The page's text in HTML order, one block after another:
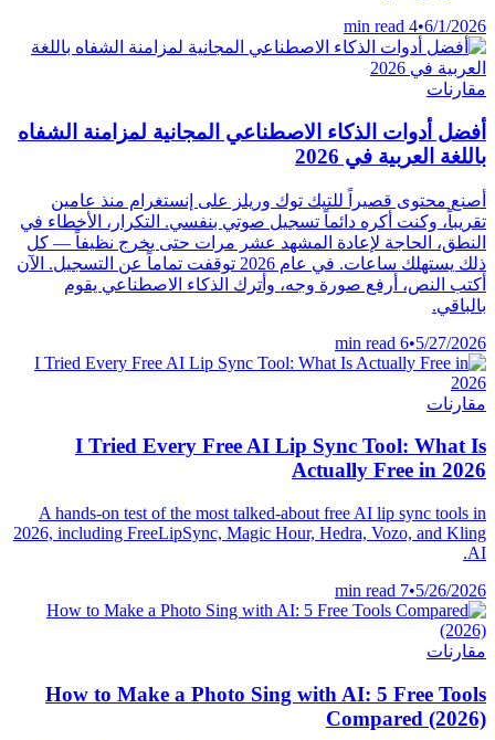
6/1/2026
•
4 min read
مقارنات
أفضل أدوات الذكاء الاصطناعي المجانية لمزامنة الشفاه
باللغة العربية في 2026
أصنع محتوى قصيراً للتيك توك وريلز على إنستغرام منذ عامين
تقريباً، وكنت أكره دائماً تسجيل صوتي بنفسي. التكرار، الأخطاء في
النطق، الحاجة لإعادة المشهد عشر مرات حتى يخرج نظيفاً — كل
ذلك يستهلك ساعات. في عام 2026 توقفت تماماً عن التسجيل. الآن
أكتب النص، أرفع صورة وجه، وأترك الذكاء الاصطناعي يقوم
بالباقي.
5/27/2026
•
6 min read
مقارنات
I Tried Every Free AI Lip Sync Tool: What Is
Actually Free in 2026
A hands-on test of the most talked-about free AI lip sync tools in
2026, including FreeLipSync, Magic Hour, Hedra, Vozo, and Kling
AI.
5/26/2026
•
7 min read
مقارنات
How to Make a Photo Sing with AI: 5 Free Tools
Compared (2026)